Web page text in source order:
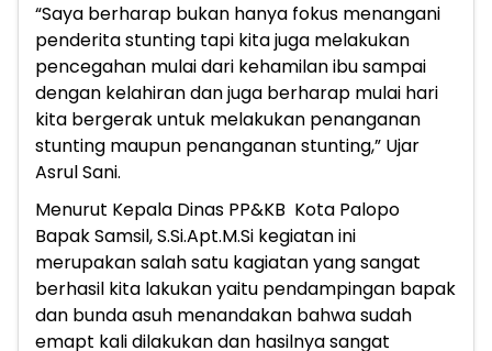
“Saya berharap bukan hanya fokus menangani
penderita stunting tapi kita juga melakukan
pencegahan mulai dari kehamilan ibu sampai
dengan kelahiran dan juga berharap mulai hari
kita bergerak untuk melakukan penanganan
stunting maupun penanganan stunting,” Ujar
Asrul Sani.
Menurut Kepala Dinas PP&KB Kota Palopo
Bapak Samsil, S.Si.Apt.M.Si kegiatan ini
merupakan salah satu kagiatan yang sangat
berhasil kita lakukan yaitu pendampingan bapak
dan bunda asuh menandakan bahwa sudah
emapt kali dilakukan dan hasilnya sangat